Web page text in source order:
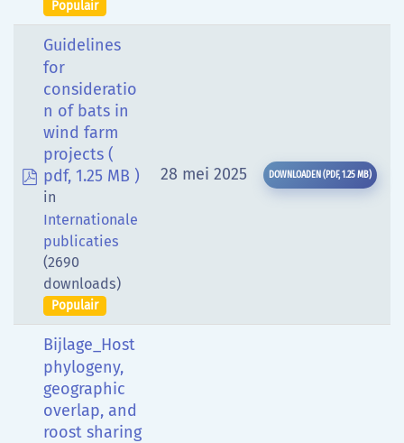
Populair
pdf
Guidelines
for
consideratio
n of bats in
wind farm
projects (
pdf, 1.25 MB )
in
Internationale
publicaties
(2690
downloads)
Populair
28 mei 2025 DOWNLOADEN (PDF,1.25 MB)
Bijlage_Host
phylogeny,
geographic
overlap, and
roost sharing